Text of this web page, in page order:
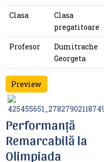
Clasa
Clasa
pregatitoare
Profesor
Dumitrache
Georgeta
Preview
Performanță
Remarcabilă la
Olimpiada